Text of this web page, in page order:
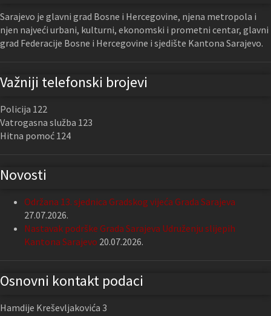
Sarajevo je glavni grad Bosne i Hercegovine, njena metropola i
njen najveći urbani, kulturni, ekonomski i prometni centar, glavni
grad Federacije Bosne i Hercegovine i sjedište Kantona Sarajevo.
Važniji telefonski brojevi
Policija 122
Vatrogasna služba 123
Hitna pomoć 124
Novosti
Održana 13. sjednica Gradskog vijeća Grada Sarajeva
27.07.2026.
Nastavak podrške Grada Sarajeva Udruženju slijepih
Kantona Sarajevo 20.07.2026.
Osnovni kontakt podaci
Hamdije Kreševljakovića 3